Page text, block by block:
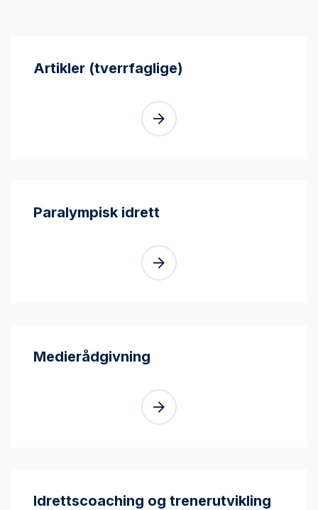
Artikler (tverrfaglige)
Paralympisk idrett
Medierådgivning
Idrettscoaching og trenerutvikling